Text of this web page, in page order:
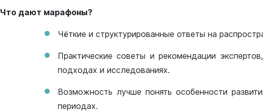
Что дают марафоны?
Чёткие и структурированные ответы на
Практические советы и рекомендации
подходах и исследованиях.
Возможность лучше понять особенности
периодах.